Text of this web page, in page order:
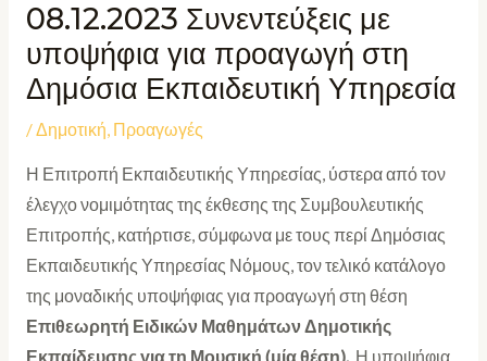
08.12.2023 Συνεντεύξεις με
υποψήφια για προαγωγή στη
Δημόσια Εκπαιδευτική Υπηρεσία
/Δημοτική, Προαγωγές
Η Επιτροπή Εκπαιδευτικής Υπηρεσίας, ύστερα από τον
έλεγχο νομιμότητας της έκθεσης της Συμβουλευτικής
Επιτροπής, κατήρτισε, σύμφωνα με τους περί Δημόσιας
Εκπαιδευτικής Υπηρεσίας Νόμους, τον τελικό κατάλογο
της μοναδικής υποψήφιας για προαγωγή στη θέση
Επιθεωρητή Ειδικών Μαθημάτων Δημοτικής
Εκπαίδευσης για τη Μουσική (μία θέση). Η υποψήφια